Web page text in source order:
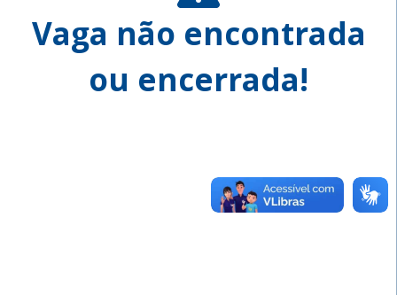
Vaga não encontrada
ou encerrada!